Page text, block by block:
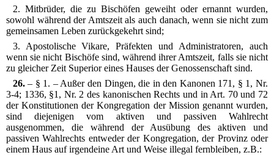
2. Mitbrüder, die zu Bischöfen geweiht oder ernannt wurden,
sowohl während der Amtszeit als auch danach, wenn sie nicht zum
gemeinsamen Leben zurückgekehrt sind;
3. Apostolische Vikare, Präfekten und Administratoren, auch
wenn sie nicht Bischöfe sind, während ihrer Amtszeit, falls sie nicht
zu gleicher Zeit Superior eines Hauses der Genossenschaft sind.
26.– § 1. – Außer den Dingen, die in den Kanonen 171, § 1, Nr.
3-4; 1336, §1, Nr. 2 des kanonischen Rechts und in Art. 70 und 72
der Konstitutionen der Kongregation der Mission genannt wurden,
sind diejenigen vom aktiven und passiven Wahlrecht
ausgenommen, die während der Ausübung des aktiven und
passiven Wahlrechts entweder der Kongregation, der Provinz oder
einem Haus auf irgendeine Art und Weise illegal fernbleiben, z.B.: